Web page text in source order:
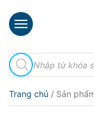
×
chủ
thiệu
Tìm
kiếm
sản
Trang chủ / Sản